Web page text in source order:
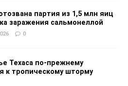
партия из 1,5 млн яиц
заражения сальмонеллой
0
Техаса по-прежнему
к тропическому шторму